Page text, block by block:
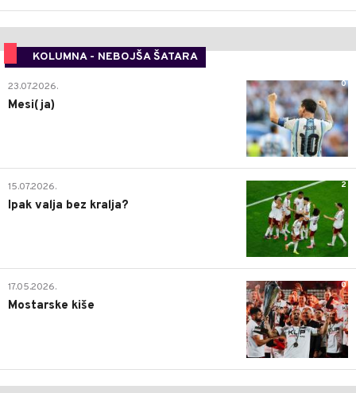
KOLUMNA - NEBOJŠA ŠATARA
0
23.07.2026.
Mesi(ja)
2
15.07.2026.
Ipak valja bez kralja?
0
17.05.2026.
Mostarske kiše